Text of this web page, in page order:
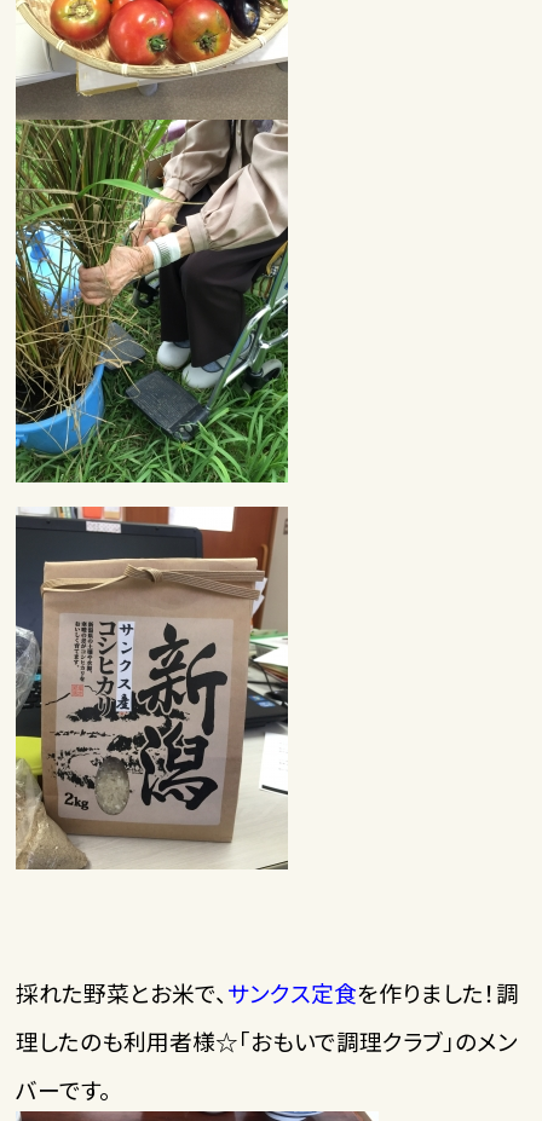
採れた野菜とお米で、サンクス定食を作りました！調
理したのも利用者様☆「おもいで調理クラブ」のメン
バーです。